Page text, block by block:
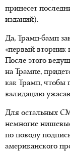
принесет
изданий).
Да, Трамп-бамп
«первый вторник
После этого
на Трампе,
как Трамп, чтобы
валидацию
Для остальных
немногие
по поводу
американского